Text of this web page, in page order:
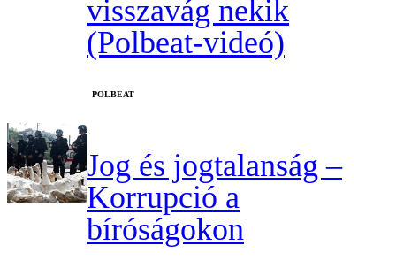
visszavág nekik
(Polbeat-videó)
‎POLBEAT
Jog és jogtalanság –
Korrupció a
bíróságokon